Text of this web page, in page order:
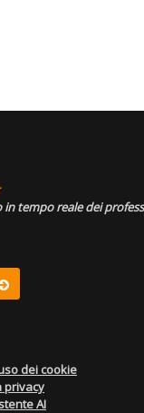
tempo reale dei
dei cookie
privacy
AI